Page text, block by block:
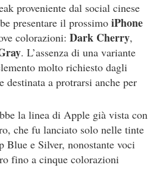
proveniente dal social cinese
presentare il prossimo iPhone
colorazioni: Dark Cherry,
. L’assenza di una variante
molto richiesto dagli
destinata a protrarsi anche per
la linea di Apple già vista con
che fu lanciato solo nelle tinte
Blue e Silver, nonostante voci
fino a cinque colorazioni